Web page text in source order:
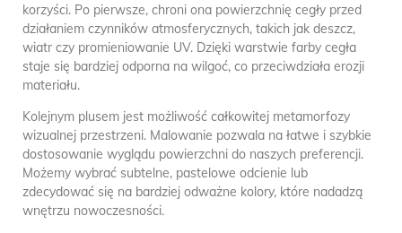
korzyści. Po pierwsze, chroni ona powierzchnię cegły przed
działaniem czynników atmosferycznych, takich jak deszcz,
wiatr czy promieniowanie UV. Dzięki warstwie farby cegła
staje się bardziej odporna na wilgoć, co przeciwdziała erozji
materiału.
Kolejnym plusem jest możliwość całkowitej metamorfozy
wizualnej przestrzeni. Malowanie pozwala na łatwe i szybkie
dostosowanie wyglądu powierzchni do naszych preferencji.
Możemy wybrać subtelne, pastelowe odcienie lub
zdecydować się na bardziej odważne kolory, które nadadzą
wnętrzu nowoczesności.